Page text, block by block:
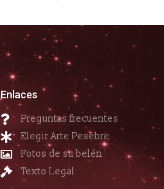
Enlaces
Preguntas frecuentes
Elegir Arte Pesebre
Fotos de su belén
Texto Legal